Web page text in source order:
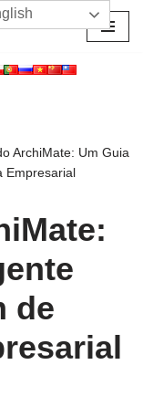
ArchiMate: Um Guia
Empresarial
de